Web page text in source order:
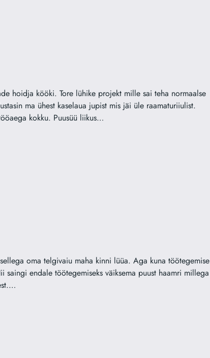
hoidja kööki. Tore lühike projekt mille sai teha normaalse
ma ühest kaselaua jupist mis jäi üle raamaturiiulist.
kokku. Puusüü liikus…
oma telgivaiu maha kinni lüüa. Aga kuna töötegemise
endale töötegemiseks väiksema puust haamri millega